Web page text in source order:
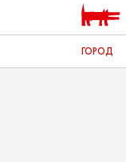
ГОРОД